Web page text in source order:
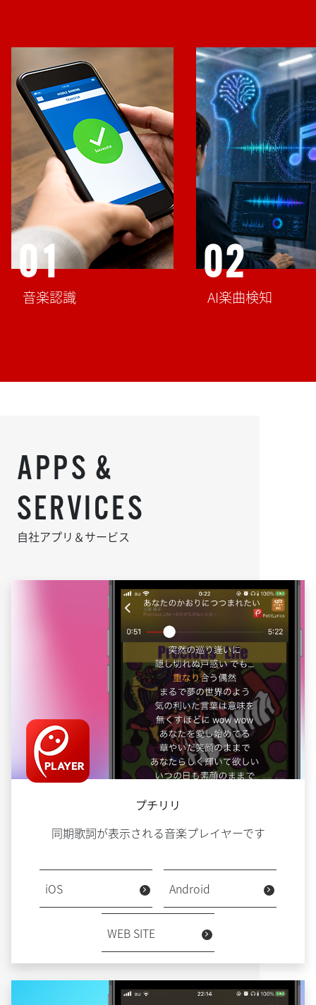
01
音楽認識
02
AI楽曲検知
APPS &
SERVICES
自社アプリ＆サービス
プチリリ
同期歌詞が表示される音楽プレイヤーです
iOS Android
WEB SITE